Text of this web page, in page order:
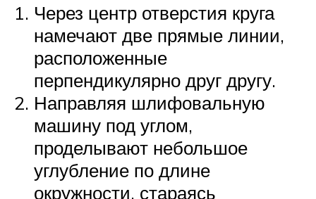
Через центр отверстия круга
намечают две прямые линии,
расположенные
перпендикулярно друг другу.
Направляя шлифовальную
машину под углом,
проделывают небольшое
углубление по длине
окружности, стараясь